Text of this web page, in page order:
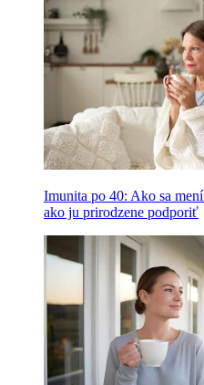
Imunita po 40: Ako sa
ako ju prirodzene podporiť